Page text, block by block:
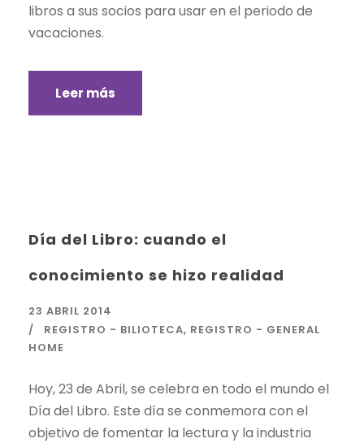
libros a sus socios para usar en el periodo de
vacaciones.
Leer más
Día del Libro: cuando el
conocimiento se hizo realidad
23 ABRIL 2014
REGISTRO - BILIOTECA, REGISTRO - GENERAL
HOME
Hoy, 23 de Abril, se celebra en todo el mundo el
Día del Libro. Este día se conmemora con el
objetivo de fomentar la lectura y la industria